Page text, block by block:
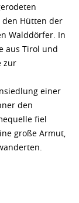
Hütten der
Walddörfer. In
aus Tirol und
zur
einer
den
fiel
große Armut,